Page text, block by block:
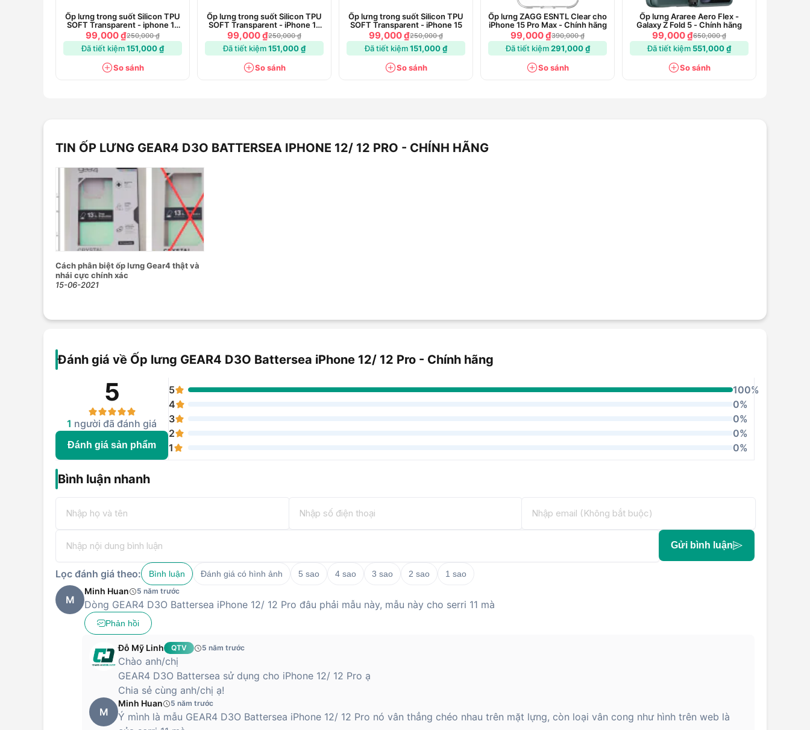
Ốp lưng trong suốt Silicon TPU
SOFT Transparent - iphone 15
Pro Max
99,000 ₫250,000 ₫
Đã tiết kiệm151,000 ₫
So sánh
Ốp lưng trong suốt Silicon TPU
SOFT Transparent - iPhone 15
Pro
99,000 ₫250,000 ₫
Đã tiết kiệm151,000 ₫
So sánh
Ốp lưng trong suốt Silicon TPU
SOFT Transparent - iPhone 15
99,000 ₫250,000 ₫
Đã tiết kiệm151,000 ₫
So sánh
Ốp lưng ZAGG ESNTL Clear cho
iPhone 15 Pro Max - Chính hãng
99,000 ₫390,000 ₫
Đã tiết kiệm291,000 ₫
So sánh
Ốp lưng Araree Aero Flex -
Galaxy Z Fold 5 - Chính hãng
99,000 ₫650,000 ₫
Đã tiết kiệm 551,000 ₫
So sánh
TIN ỐP LƯNG GEAR4 D3O BATTERSEA IPHONE 12/ 12 PRO - CHÍNH HÃNG
Cách phân biệt ốp lưng Gear4 thật và
nhái cực chính xác
15-06-2021
Đánh giá về Ốp lưng GEAR4 D3O Battersea iPhone 12/ 12 Pro - Chính hãng
5
1 người đã đánh giá
Đánh giá sản phẩm
5
100%
4
0%
3
0%
2
0%
1
0%
Bình luận nhanh
Gửi bình luận
Lọc đánh giá theo: Bình luận Đánh giá có hình ảnh 5 sao 4 sao 3 sao 2 sao 1 sao
M
Minh Huan 5 năm trước
Dòng GEAR4 D3O Battersea iPhone 12/ 12 Pro đâu phải mẫu này, mẫu này cho serri 11 mà
Phản hồi
Đỗ Mỹ Linh QTV 5 năm trước
Chào anh/chị
GEAR4 D3O Battersea sử dụng cho iPhone 12/ 12 Pro ạ
Chia sẻ cùng anh/chị ạ!
M
Minh Huan 5 năm trước
Ý mình là mẫu GEAR4 D3O Battersea iPhone 12/ 12 Pro nó vân thẳng chéo nhau trên mặt lựng, còn loại vân cong như hình trên web là